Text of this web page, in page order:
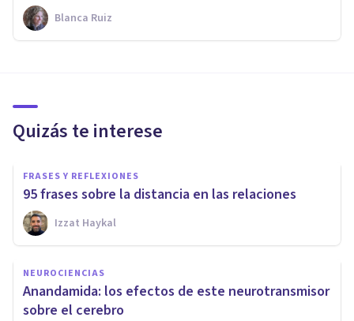
Blanca Ruiz
Quizás te interese
FRASES Y REFLEXIONES
95 frases sobre la distancia en las relaciones
Izzat Haykal
NEUROCIENCIAS
Anandamida: los efectos de este neurotransmisor
sobre el cerebro